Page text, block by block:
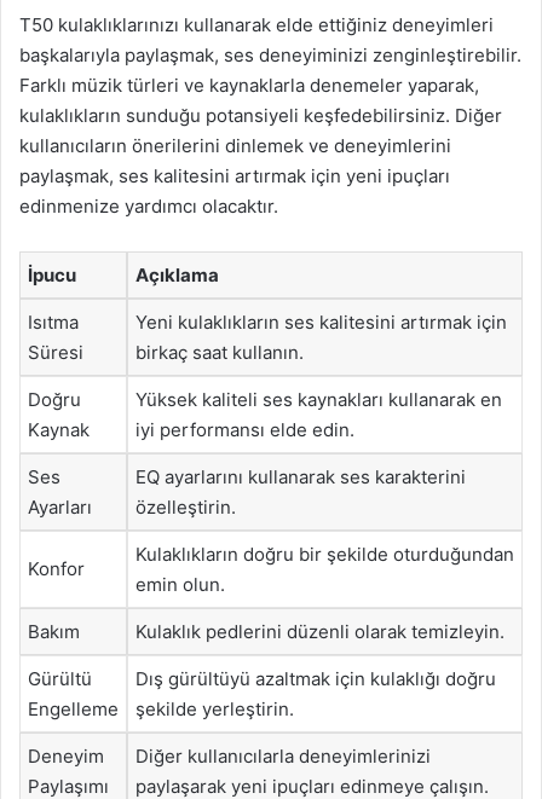
T50 kulaklıklarınızı kullanarak elde ettiğiniz deneyimleri
başkalarıyla paylaşmak, ses deneyiminizi zenginleştirebilir.
Farklı müzik türleri ve kaynaklarla denemeler yaparak,
kulaklıkların sunduğu potansiyeli keşfedebilirsiniz. Diğer
kullanıcıların önerilerini dinlemek ve deneyimlerini
paylaşmak, ses kalitesini artırmak için yeni ipuçları
edinmenize yardımcı olacaktır.
İpucu Açıklama
Isıtma
Süresi
Yeni kulaklıkların ses kalitesini artırmak için
birkaç saat kullanın.
Doğru
Kaynak
Yüksek kaliteli ses kaynakları kullanarak en
iyi performansı elde edin.
Ses
Ayarları
EQ ayarlarını kullanarak ses karakterini
özelleştirin.
Konfor
Kulaklıkların doğru bir şekilde oturduğundan
emin olun.
Bakım Kulaklık pedlerini düzenli olarak temizleyin.
Gürültü
Engelleme
Dış gürültüyü azaltmak için kulaklığı doğru
şekilde yerleştirin.
Deneyim
Paylaşımı
Diğer kullanıcılarla deneyimlerinizi
paylaşarak yeni ipuçları edinmeye çalışın.